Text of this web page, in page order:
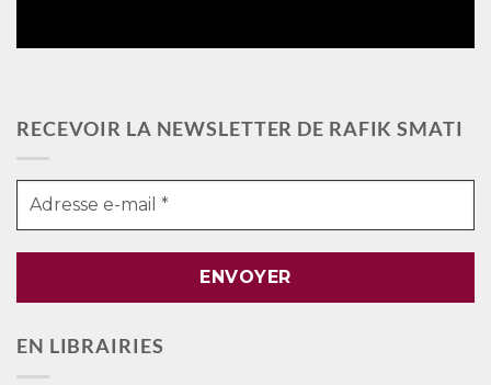
RECEVOIR LA NEWSLETTER DE RAFIK SMATI
EN LIBRAIRIES